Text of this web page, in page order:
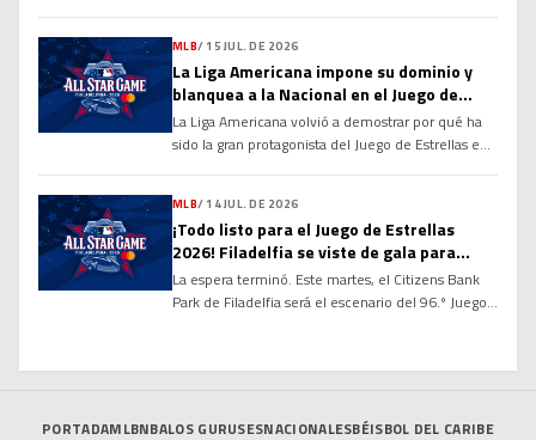
méritos suficientes para ingresar al Salón de la
Fama de Cooperstown? Sus números, su
longevidad y el dominio que ha ejercido durante
más de […]
MLB/ 15 JUL. DE 2026
La Liga Americana impone su dominio y
blanquea a la Nacional en el Juego de
Estrellas 2026
La Liga Americana volvió a demostrar por qué ha
sido la gran protagonista del Juego de Estrellas en
lanzadores prácticamente imbatible, el Joven
Circuito derrotó por marcador de 4-0 a la Liga
Nacional en la edición 96 del Clásico de […]
MLB/ 14 JUL. DE 2026
¡Todo listo para el Juego de Estrellas
2026! Filadelfia se viste de gala para
recibir a las mayores figuras de la MLB
La espera terminó. Este martes, el Citizens Bank
Park de Filadelfia será el escenario del 96.º Juego
en el tradicional duelo entre la Liga Americana y la
PORTADAMLBNBALOS GURUSESNACIONALESBÉISBOL DEL CARIBE